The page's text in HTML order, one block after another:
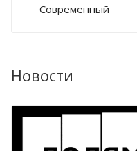
Современный
Новости